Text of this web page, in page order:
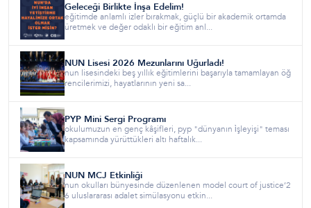
Geleceği Birlikte İnşa Edelim!
eğitimde anlamlı izler bırakmak, güçlü bir akademik ortamda
üretmek ve değer odaklı bir eğitim anl...
NUN Lisesi 2026 Mezunlarını Uğurladı!
nun lisesindeki beş yıllık eğitimlerini başarıyla tamamlayan öğ
rencilerimizi, hayatlarının yeni sa...
PYP Mini Sergi Programı
okulumuzun en genç kâşifleri, pyp "dünyanın i̇şleyişi" teması
kapsamında yürüttükleri altı haftalık...
NUN MCJ Etkinliği
nun okulları bünyesinde düzenlenen model court of justice’2
6 uluslararası adalet simülasyonu etkin...